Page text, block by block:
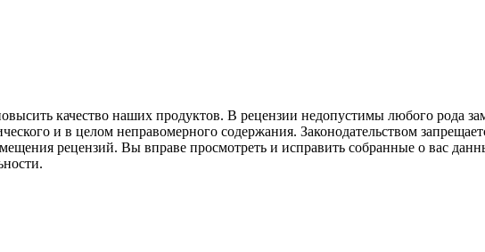
качество наших продуктов. В рецензии недопустимы любого рода
и в целом неправомерного содержания. Законодательством
рецензий. Вы вправе просмотреть и исправить собранные о вас